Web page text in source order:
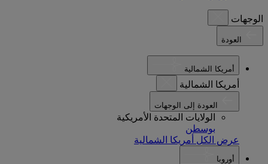
الوجهات
أمريكا الشمالية
أمريكا الشمالية
الولايات المتحدة الأمريكية
بوسطن
عرض الكل أمريكا الشمالية
أوروبا